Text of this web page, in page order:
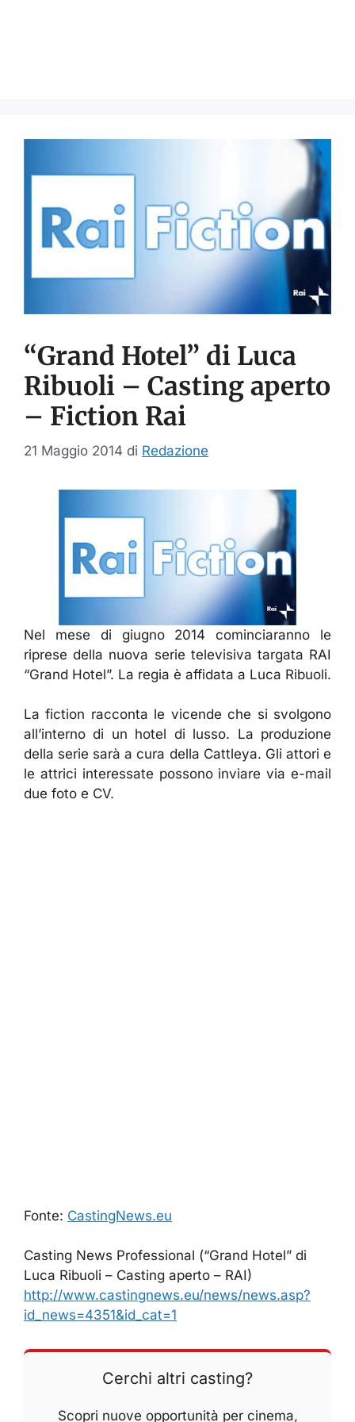
“Grand Hotel” di Luca
Ribuoli – Casting aperto
– Fiction Rai
21 Maggio 2014 di Redazione
Nel mese di giugno 2014 cominciaranno le
riprese della nuova serie televisiva targata RAI
“Grand Hotel”. La regia è affidata a Luca Ribuoli.
La fiction racconta le vicende che si svolgono
all’interno di un hotel di lusso. La produzione
della serie sarà a cura della Cattleya. Gli attori e
le attrici interessate possono inviare via e-mail
due foto e CV.
Fonte: CastingNews.eu
Casting News Professional (“Grand Hotel” di
Luca Ribuoli – Casting aperto – RAI)
http://www.castingnews.eu/news/news.asp?
id_news=4351&id_cat=1
Cerchi altri casting?
Scopri nuove opportunità per cinema,